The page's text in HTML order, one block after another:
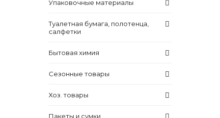
Упаковочные материалы
Туалетная бумага, полотенца,
салфетки
Бытовая химия
Сезонные товары
Хоз. товары
Пакеты и сумки